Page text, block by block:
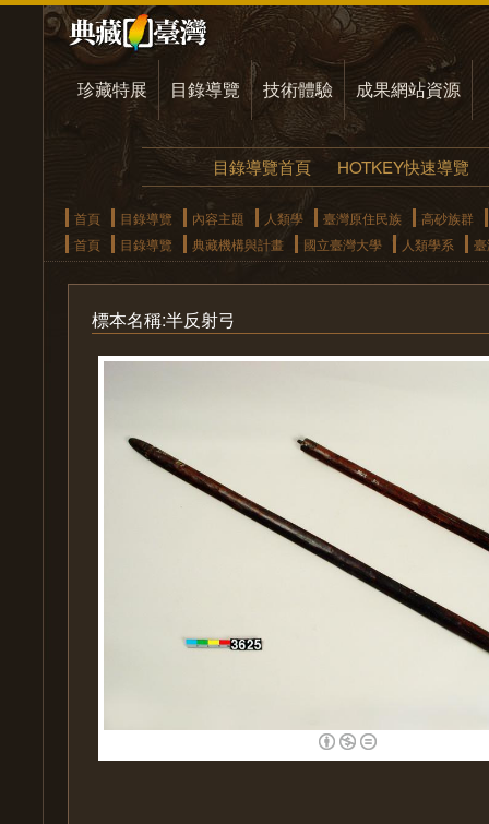
珍藏特展 目錄導覽 技術體驗 成果網站資源
目錄導覽首頁 HOTKEY快速導覽
首頁 目錄導覽 內容主題 人類學 臺灣原住民族
高砂族群
首頁
目錄導覽 典藏機構與計畫 國立臺灣大學 人類學系
標本名稱:半反射弓